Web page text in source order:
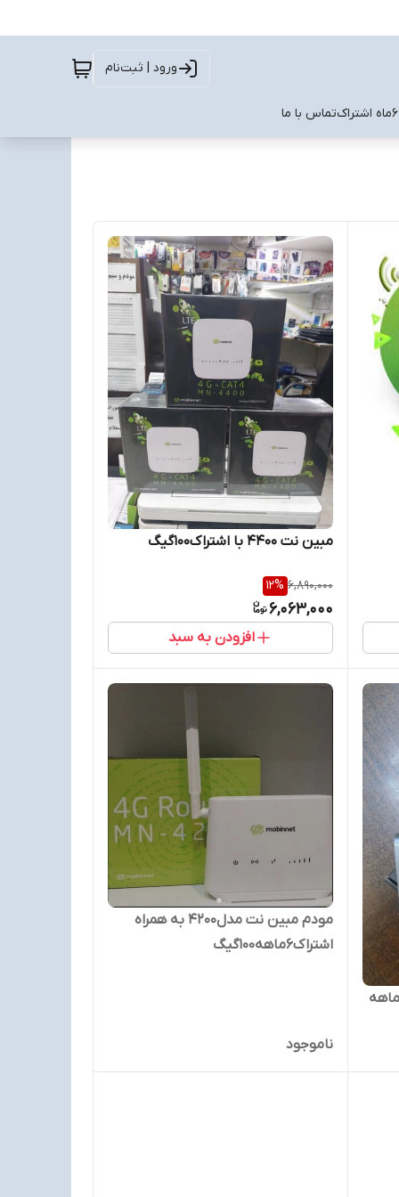
ورود | ثبت‌نام
تماس با ما
مبین نت 4400 با اشتراک۱۰۰گیگ
6,890,000
12%
6,063,000
افزودن به سبد
جیبی مبین نت با اشتراک۶ماهه
مودم مبین نت مدل4200 به همراه
اشتراک6ماهه100گیگ
ناموجود